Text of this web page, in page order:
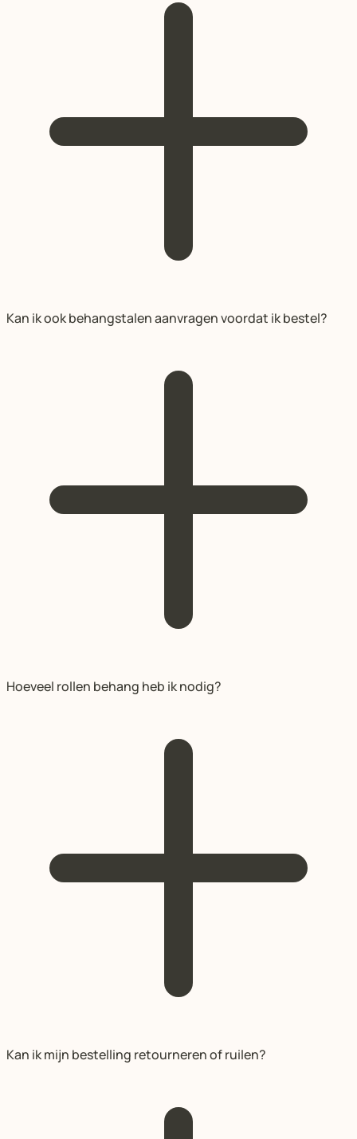
Kan ik ook behangstalen aanvragen voordat ik bestel?
Hoeveel rollen behang heb ik nodig?
Kan ik mijn bestelling retourneren of ruilen?